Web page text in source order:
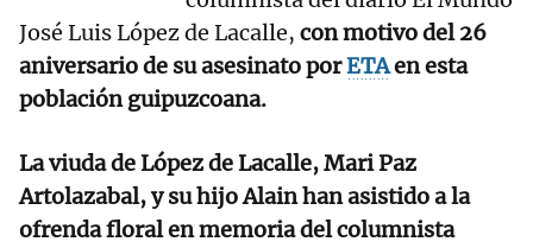
José Luis López de Lacalle, con motivo del 26
aniversario de su asesinato porETAen esta
población guipuzcoana.
La viuda de López de Lacalle, Mari Paz
Artolazabal, y su hijo Alain han asistido a la
ofrenda floral en memoria del columnista